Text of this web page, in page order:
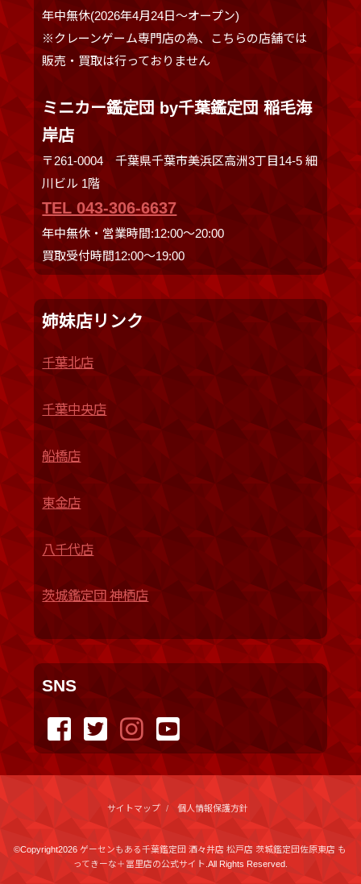
年中無休(2026年4月24日～オープン)
※クレーンゲーム専門店の為、こちらの店舗では
販売・買取は行っておりません
ミニカー鑑定団 by千葉鑑定団 稲毛海
岸店
〒261-0004 千葉県千葉市美浜区高洲3丁目14-5 細
川ビル 1階
TEL 043-306-6637
年中無休・営業時間:12:00〜20:00
買取受付時間12:00〜19:00
姉妹店リンク
千葉北店
千葉中央店
船橋店
東金店
八千代店
茨城鑑定団 神栖店
SNS
サイトマップ 個人情報保護方針
©Copyright2026ゲーセンもある千葉鑑定団 酒々井店 松戸店 茨城鑑定団佐原東店 も
ってきーな＋冨里店の公式サイト .All Rights Reserved.